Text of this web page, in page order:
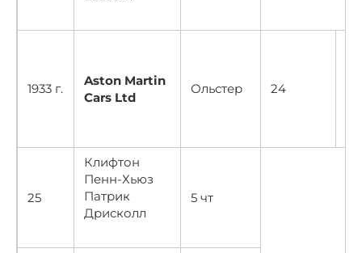
1933 г.
Aston Martin
Cars Ltd
Ольстер 24
25
Клифтон
Пенн-Хьюз
Патрик
Дрисколл
5 чт